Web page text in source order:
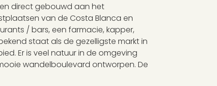
direct gebouwd aan het
van de Costa Blanca en
/ bars, een farmacie, kapper,
staat als de gezelligste markt in
Er is veel natuur in de omgeving
wandelboulevard ontworpen. De